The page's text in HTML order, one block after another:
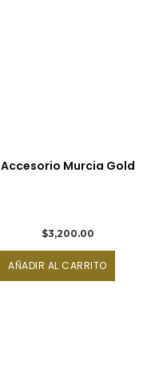
Accesorio Murcia Gold
$3,200.00
AÑADIR AL CARRITO